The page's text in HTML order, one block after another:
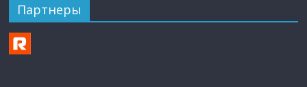
Партнеры